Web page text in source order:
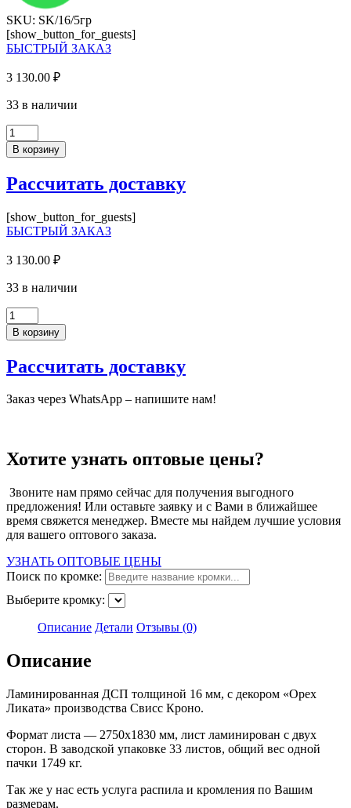
SKU: SK/16/5гр
[show_button_for_guests]
БЫСТРЫЙ ЗАКАЗ
3 130.00 ₽
33 в наличии
Количество
товара
ЛДСП
Ликата
SK
D/4087/OW
В корзину
Рассчитать доставку
[show_button_for_guests]
БЫСТРЫЙ ЗАКАЗ
3 130.00 ₽
33 в наличии
Количество
товара
ЛДСП
Ликата
SK
В корзину
Рассчитать доставку
Заказ через WhatsApp – напишите нам!
Хотите узнать оптовые цены?
Звоните нам прямо сейчас для получения выгодного
предложения! Или оставьте заявку и с Вами в ближайшее
время свяжется менеджер. Вместе мы найдем лучшие условия
для вашего оптового заказа.
УЗНАТЬ ОПТОВЫЕ ЦЕНЫ
Поиск по кромке:
Выберите кромку:
Описание Детали Отзывы (0)
Описание
Ламинированная ДСП толщиной 16 мм, с декором «Орех
Ликата» производства Свисс Кроно.
Формат листа — 2750х1830 мм, лист ламинирован с двух
сторон. В заводской упаковке 33 листов, общий вес одной
пачки 1749 кг.
Так же у нас есть услуга распила и кромления по Вашим
размерам.